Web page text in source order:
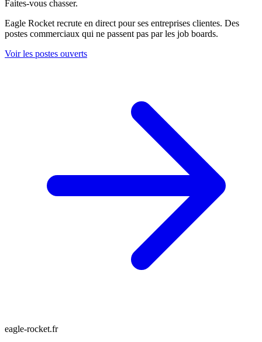
Faites-vous chasser.
Eagle Rocket recrute en direct pour ses entreprises clientes. Des
postes commerciaux qui ne passent pas par les job boards.
Voir les postes ouverts
eagle-rocket.fr